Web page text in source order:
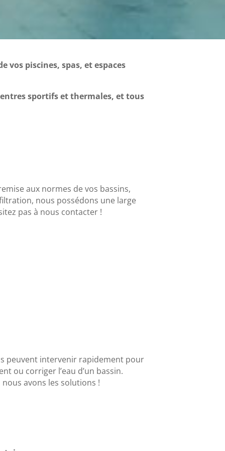
piscines, spas, et espaces
sportifs et thermales, et tous
aux normes de vos bassins,
nous possédons une large
pas à nous contacter !
peuvent intervenir rapidement pour
ou corriger l’eau d’un bassin.
avons les solutions !